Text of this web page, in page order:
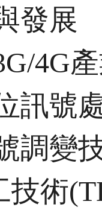
發展
4G
訊號
調變
技術